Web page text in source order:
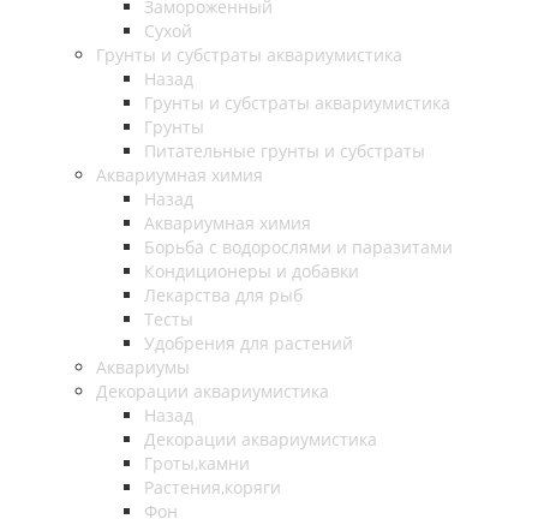
Замороженный
Сухой
Грунты и субстраты аквариумистика
Назад
Грунты и субстраты аквариумистика
Грунты
Питательные грунты и субстраты
Аквариумная химия
Назад
Аквариумная химия
Борьба с водорослями и паразитами
Кондиционеры и добавки
Лекарства для рыб
Тесты
Удобрения для растений
Аквариумы
Декорации аквариумистика
Назад
Декорации аквариумистика
Гроты,камни
Растения,коряги
Фон